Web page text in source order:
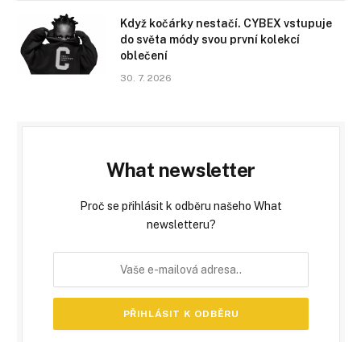
Když kočárky nestačí. CYBEX vstupuje
do světa módy svou první kolekcí
oblečení
30. 7. 2026
What newsletter
Proč se přihlásit k odběru našeho What
newsletteru?